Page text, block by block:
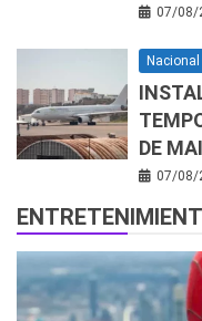
07/08/
Nacional
DE
07/08/